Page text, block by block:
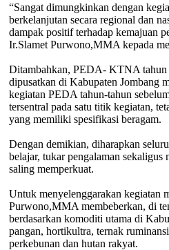
“Sangat dimungkinkan dengan
berkelanjutan secara regional dan
dampak positif terhadap kemajuan
Ir.Slamet Purwono,MMA kepada
Ditambahkan, PEDA- KTNA tahun
dipusatkan di Kabupaten Jombang
kegiatan PEDA tahun-tahun
tersentral pada satu titik kegiatan,
yang memiliki spesifikasi beragam.
Dengan demikian, diharapkan
belajar, tukar pengalaman sekaligus
saling memperkuat.
Untuk menyelenggarakan kegiatan
Purwono,MMA membeberkan, di
berdasarkan komoditi utama di
pangan, hortikultra, ternak
perkebunan dan hutan rakyat.